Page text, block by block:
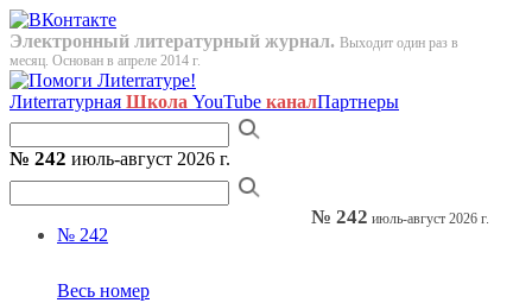
Электронный литературный журнал. Выходит один раз в
месяц. Основан в апреле 2014 г.
Лиterraтурная Школа YouTube каналПартнеры
№ 242 июль-август 2026 г.
№ 242
Весь номер
№ 242 июль-август 2026 г.